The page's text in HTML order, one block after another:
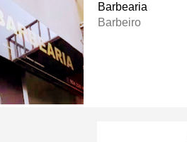
Barbearia
Barbeiro